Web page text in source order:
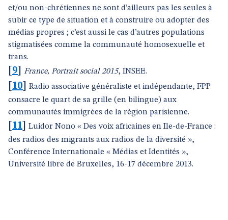
et/ou non-chrétiennes ne sont d’ailleurs pas les seules à
subir ce type de situation et à construire ou adopter des
médias propres ; c’est aussi le cas d’autres populations
stigmatisées comme la communauté homosexuelle et
trans.
9 France, Portrait social 2015, INSEE.
10
Radio associative généraliste et indépendante, FPP
consacre le quart de sa grille (en bilingue) aux
communautés immigrées de la région parisienne.
11
Luidor Nono « Des voix africaines en Ile-de-France :
des radios des migrants aux radios de la diversité »,
Conférence Internationale « Médias et Identités »,
Université libre de Bruxelles, 16-17 décembre 2013.